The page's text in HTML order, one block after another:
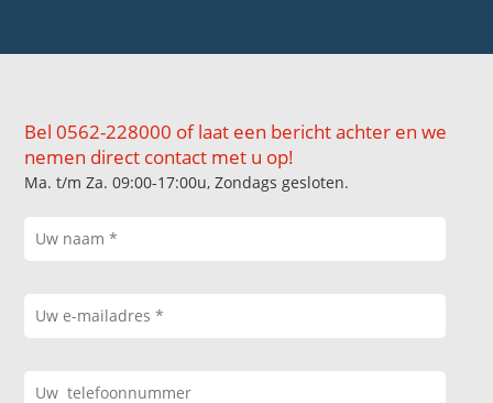
Bel 0562-228000 of laat een bericht achter en we
nemen direct contact met u op!
Ma. t/m Za. 09:00-17:00u, Zondags gesloten.